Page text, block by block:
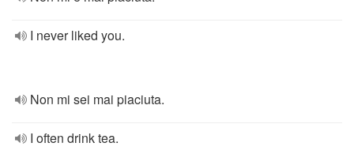
I never liked you.
Non mi sei mai piaciuta.
I often drink tea.